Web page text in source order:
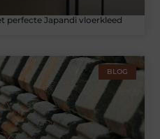
perfecte Japandi vloerkleed
BLOG